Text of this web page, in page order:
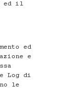
ed il
ed
e
Log di
le